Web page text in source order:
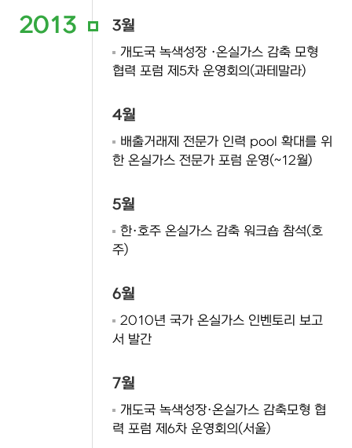
2013 3월
개도국 녹색성장 ·온실가스 감축 모형
협력 포럼 제5차 운영회의(과테말라)
4월
배출거래제 전문가 인력 pool 확대를 위
한 온실가스 전문가 포럼 운영(~12월)
5월
한·호주 온실가스 감축 워크숍 참석(호
주)
6월
2010년 국가 온실가스 인벤토리 보고
서 발간
7월
개도국 녹색성장·온실가스 감축모형 협
력 포럼 제6차 운영회의(서울)